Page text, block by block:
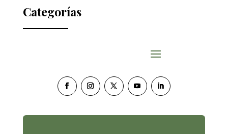
Categorías